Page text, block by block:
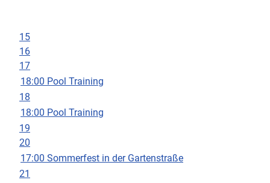
15
16
17
18:00 Pool Training
18
18:00 Pool Training
19
20
17:00 Sommerfest in der Gartenstraße
21